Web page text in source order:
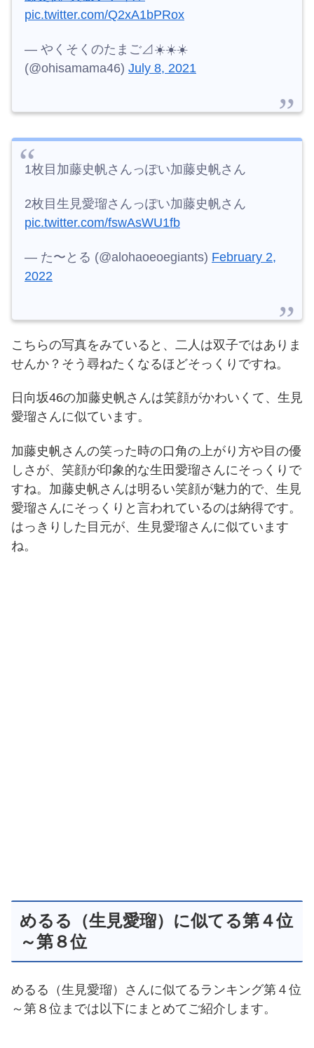
pic.twitter.com/Q2xA1bPRox
— やくそくのたまご⊿☀️☀️☀️
(@ohisamama46) July 8, 2021
1枚目加藤史帆さんっぽい加藤史帆さん
2枚目生見愛瑠さんっぽい加藤史帆さん
pic.twitter.com/fswAsWU1fb
— た〜とる (@alohaoeoegiants) February 2,
2022
こちらの写真をみていると、二人は双子ではありま
せんか？ そう尋ねたくなるほどそっくりですね。
日向坂46の加藤史帆さんは笑顔がかわいくて、生見
愛瑠さんに似ています。
加藤史帆さんの笑った時の口角の上がり方や目の優
しさが、笑顔が印象的な生田愛瑠さんにそっくりで
すね。 加藤史帆さんは明るい笑顔が魅力的で、生見
愛瑠さんにそっくりと言われているのは納得です。
はっきりした目元が、生見愛瑠さんに似ています
ね。
めるる（生見愛瑠）に似てる第４位
～第８位
めるる（生見愛瑠）さんに似てるランキング第４位
～第８位までは以下にまとめてご紹介します。